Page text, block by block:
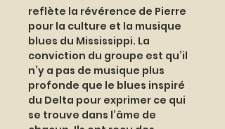
reflète la révérence de Pierre
pour la culture et la musique
blues du Mississippi. La
conviction du groupe est qu’il
n’y a pas de musique plus
profonde que le blues inspiré
du Delta pour exprimer ce qui
se trouve dans l’âme de